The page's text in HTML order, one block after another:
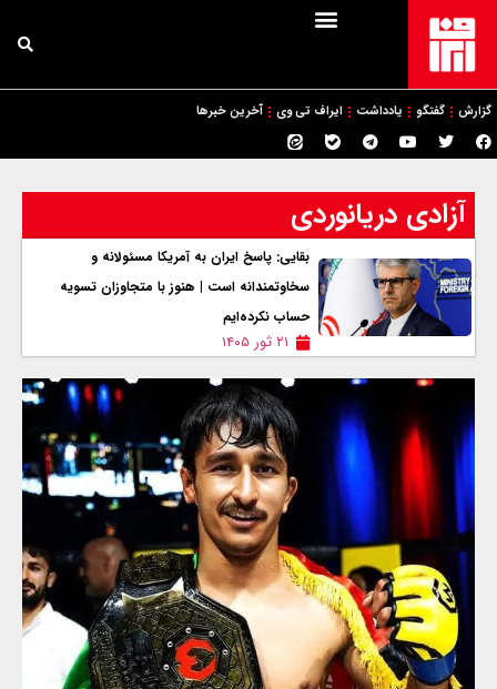
گزارش گفتگو یادداشت ایراف تی وی آخرین خبرها
آزادی دریانوردی
بقایی: پاسخ ایران به آمریکا مسئولانه و
سخاوتمندانه است | هنوز با متجاوزان تسویه‌
حساب نکرده‌ایم
۲۱ ثور ۱۴۰۵